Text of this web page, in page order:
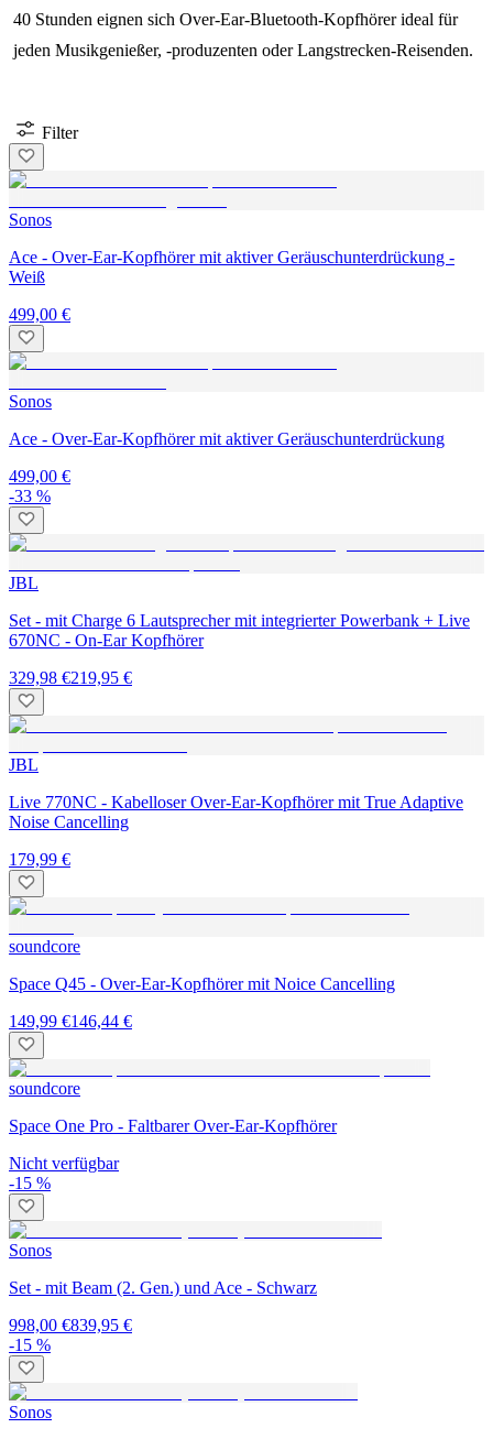
40 Stunden eignen sich Over-Ear-Bluetooth-Kopfhörer ideal für
jeden Musikgenießer, -produzenten oder Langstrecken-Reisenden.
Filter
Sonos
Ace - Over-Ear-Kopfhörer mit aktiver Geräuschunterdrückung -
Weiß
499,00 €
Sonos
Ace - Over-Ear-Kopfhörer mit aktiver Geräuschunterdrückung
499,00 €
-33 %
JBL
Set - mit Charge 6 Lautsprecher mit integrierter Powerbank + Live
670NC - On-Ear Kopfhörer
329,98 €219,95 €
JBL
Live 770NC - Kabelloser Over-Ear-Kopfhörer mit True Adaptive
Noise Cancelling
179,99 €
soundcore
Space Q45 - Over-Ear-Kopfhörer mit Noice Cancelling
149,99 €146,44 €
soundcore
Space One Pro - Faltbarer Over-Ear-Kopfhörer
Nicht verfügbar
-15 %
Sonos
Set - mit Beam (2. Gen.) und Ace - Schwarz
998,00 €839,95 €
-15 %
Sonos